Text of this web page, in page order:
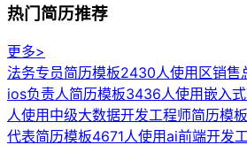
热门简历推荐
更多>
法务专员简历模板2430人使用 区销售
ios负责人简历模板3436人使用嵌入
人使用 中级大数据开发工程师简历模板
代表简历模板4671人使用ai前端开发